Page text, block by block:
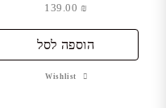
₪
הוספה לסל
Wishlist